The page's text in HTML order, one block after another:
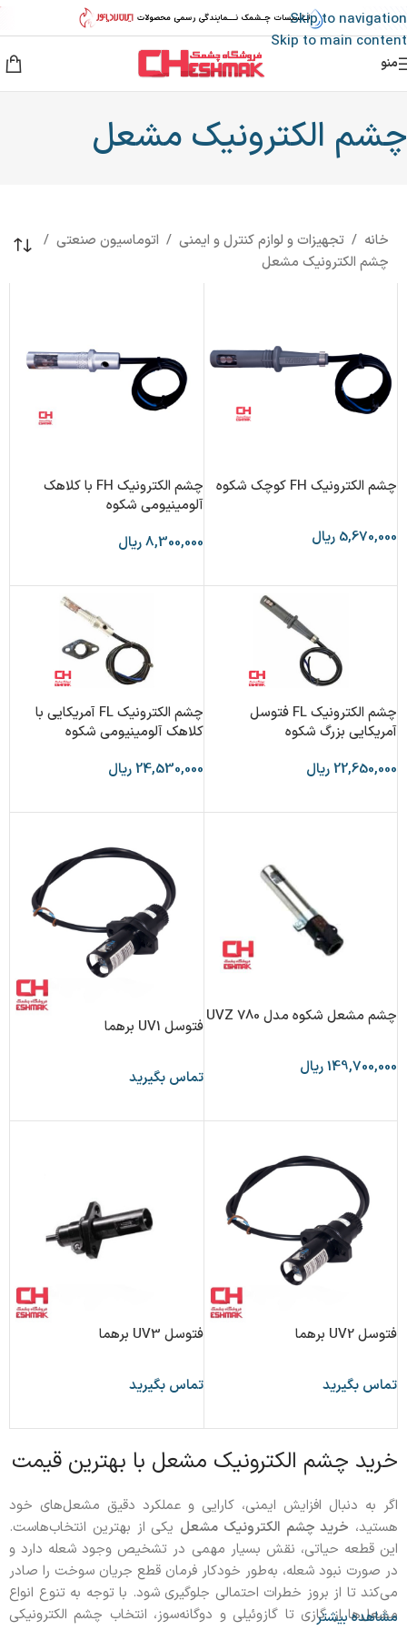
Skip to navigation
Skip to main content
منو
چشم الکترونیک مشعل
خانه / تجهیزات و لوازم کنترل و ایمنی / اتوماسیون صنعتی /
چشم الکترونیک مشعل
چشم الکترونیک FH کوچک شکوه
5,670,000 ریال
چشم الکترونیک FH با کلاهک
آلومینیومی شکوه
8,300,000ریال
چشم الکترونیک FL فتوسل
آمریکایی بزرگ شکوه
22,650,000ریال
چشم الکترونیک FL آمریکایی با
کلاهک آلومینیومی شکوه
24,530,000ریال
چشم مشعل شکوه مدل UVZ 780
149,700,000ریال
فتوسل UV1 برهما
تماس بگیرید
فتوسل UV2 برهما
تماس بگیرید
فتوسل UV3 برهما
تماس بگیرید
خرید چشم الکترونیک مشعل با بهترین قیمت
اگر به دنبال افزایش ایمنی، کارایی و عملکرد دقیق مشعل‌های خود
هستید، خرید چشم الکترونیک مشعل یکی از بهترین انتخاب‌هاست.
این قطعه حیاتی، نقش بسیار مهمی در تشخیص وجود شعله دارد و
در صورت نبود شعله، به‌طور خودکار فرمان قطع جریان سوخت را صادر
می‌کند تا از بروز خطرات احتمالی جلوگیری شود. با توجه به تنوع انواع
مشعل‌ها از گازی تا گازوئیلی و دوگانه‌سوز، انتخاب چشم الکترونیکی
مشاهده بیشتر